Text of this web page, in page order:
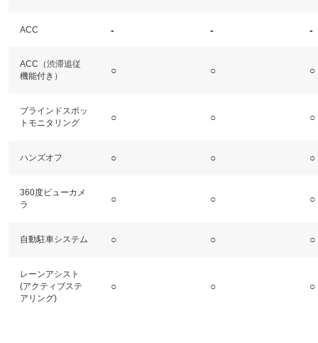
ACC - - -
ACC（渋滞追従
機能付き）
○ ○ ○
ブラインドスポッ
トモニタリング
○ ○ ○
ハンズオフ ○ ○ ○
360度ビューカメ
ラ
○ ○ ○
自動駐車システム ○ ○ ○
レーンアシスト
(アクティブステ
アリング)
○ ○ ○